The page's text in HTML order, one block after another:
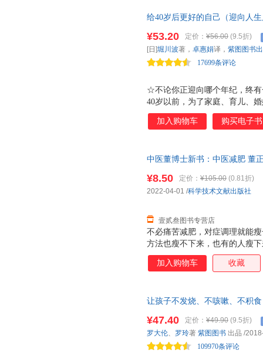
给40岁后更好的自己（迎向人
不再为了谁，一切只为了自己
☆不论你正迎向哪个年纪，终
40岁以前，为了家庭、育儿、
了谁，一切只是为了自己活，
时候，开始将更多的关注点放
应该根据人生不同阶段而调整
熟也是沉淀。 ☆40岁后，人生
更懂得想要什么样的生活和应
¥53.20 定价： ¥56.00 (9.5折)
17699条评论
[日]堀川波著， 卓惠娟译， 紫图图书
加入购物车 购买电子书
中医董博士新书：中医减肥 董
不必痛苦减肥，对症调理就能
方法也瘦不下来，也有的人瘦
调、绝经不孕。真正健康的减
越好、身体轻快、精神饱满。
胖。这三种类型的肥胖原因包
进行对症减肥。 大家知道自己
就能轻松享“瘦”——人之所以胖
好，瘦下来是自
¥8.50 定价： ¥105.00 (0.81折)
壹贰叁图书专营店
2022-04-01 /科学技术文献出版社
加入购物车 收藏
让孩子不发烧、不咳嗽、不积
速用全彩拉页。一本专门教父
书。紫图出品
¥47.40 定价： ¥49.90 (9.5折)
109970条评论
罗大伦、 罗玲著 紫图图书 出品 /